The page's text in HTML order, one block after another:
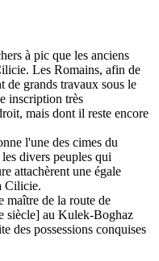
à pic que les anciens
Les Romains, afin de
de grands travaux sous le
inscription très
mais dont il reste encore
l'une des cimes du
divers peuples qui
attachèrent une égale
Cilicie.
maître de la route de
siècle] au Kulek-Boghaz
des possessions conquises